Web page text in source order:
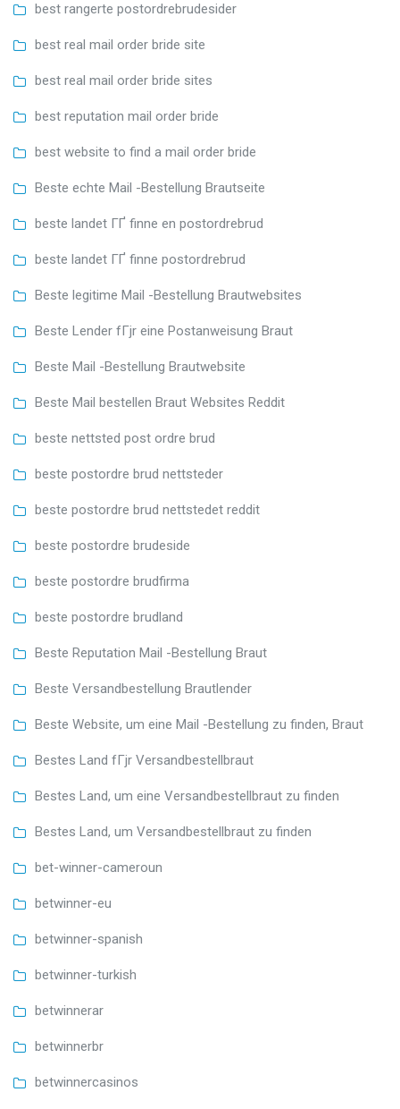
best rangerte postordrebrudesider
best real mail order bride site
best real mail order bride sites
best reputation mail order bride
best website to find a mail order bride
Beste echte Mail -Bestellung Brautseite
beste landet ГҐ finne en postordrebrud
beste landet ГҐ finne postordrebrud
Beste legitime Mail -Bestellung Brautwebsites
Beste Lender fГјr eine Postanweisung Braut
Beste Mail -Bestellung Brautwebsite
Beste Mail bestellen Braut Websites Reddit
beste nettsted post ordre brud
beste postordre brud nettsteder
beste postordre brud nettstedet reddit
beste postordre brudeside
beste postordre brudfirma
beste postordre brudland
Beste Reputation Mail -Bestellung Braut
Beste Versandbestellung Brautlender
Beste Website, um eine Mail -Bestellung zu finden, Braut
Bestes Land fГјr Versandbestellbraut
Bestes Land, um eine Versandbestellbraut zu finden
Bestes Land, um Versandbestellbraut zu finden
bet-winner-cameroun
betwinner-eu
betwinner-spanish
betwinner-turkish
betwinnerar
betwinnerbr
betwinnercasinos